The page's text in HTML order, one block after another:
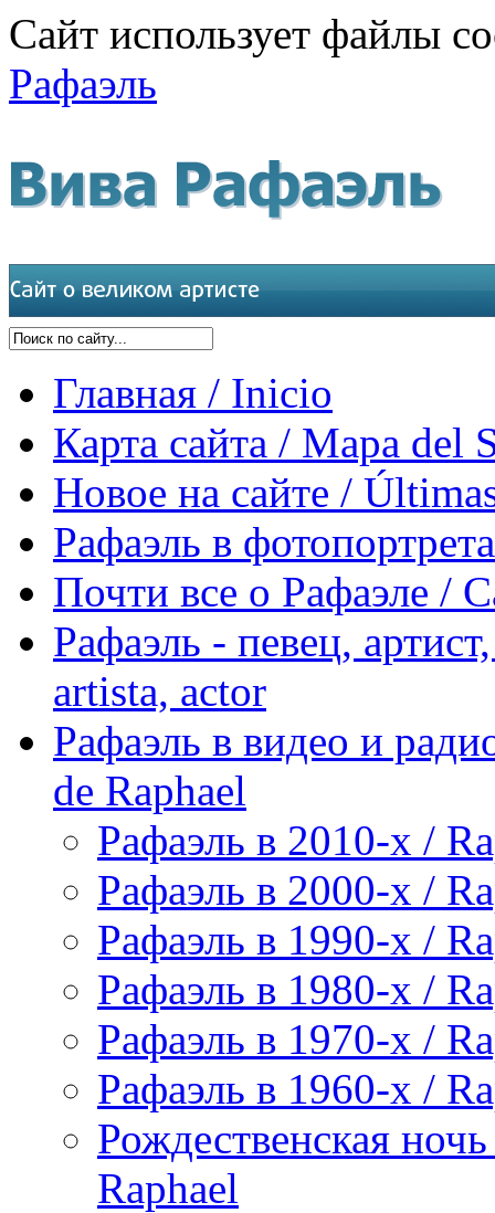
Сайт использует файлы
Рафаэль
Главная / Inicio
Карта сайта / Mapa del
Новое на сайте /
Рафаэль в
Почти все о Рафаэле /
Рафаэль - певец,
artista, actor
Рафаэль в видео и
de Raphael
Рафаэль в 2010-х /
Рафаэль в 2000-х /
Рафаэль в 1990-х /
Рафаэль в 1980-х /
Рафаэль в 1970-х /
Рафаэль в 1960-х /
Рождественская
Raphael